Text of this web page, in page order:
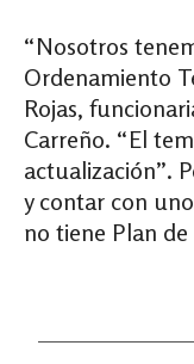
“Nosotros
Ordenamiento
Rojas,
Carreño. “El
actualización”.
y contar con
no tiene Plan